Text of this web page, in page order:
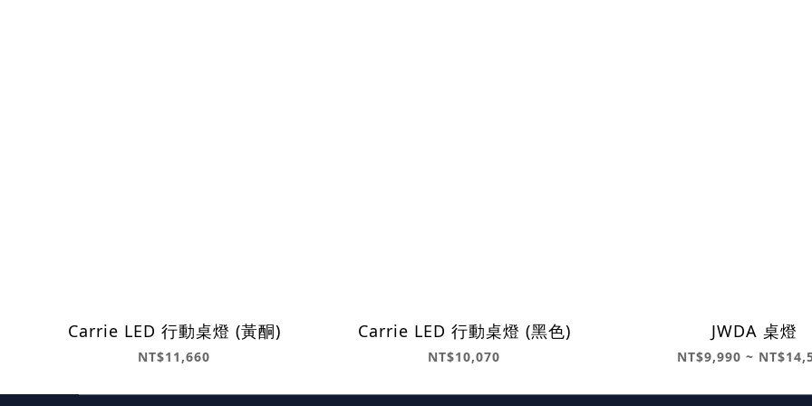
Carrie LED 行動桌燈 (黃酮)
NT$11,660
Carrie LED 行動桌燈 (黑色)
NT$10,070
JWDA 桌燈
NT$9,990 ~